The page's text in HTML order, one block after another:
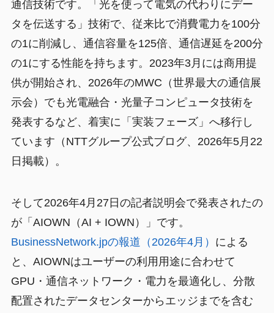
通信技術です。「光を使って電気の代わりにデー
タを伝送する」技術で、従来比で消費電力を100分
の1に削減し、通信容量を125倍、通信遅延を200分
の1にする性能を持ちます。2023年3月には商用提
供が開始され、2026年のMWC（世界最大の通信展
示会）でも光電融合・光量子コンピュータ技術を
発表するなど、着実に「実装フェーズ」へ移行し
ています（NTTグループ公式ブログ、2026年5月22
日掲載）。
そして2026年4月27日の記者説明会で発表されたの
が「AIOWN（AI + IOWN）」です。
BusinessNetwork.jpの報道（2026年4月） による
と、AIOWNはユーザーの利用用途に合わせて
GPU・通信ネットワーク・電力を最適化し、分散
配置されたデータセンターからエッジまでを含む